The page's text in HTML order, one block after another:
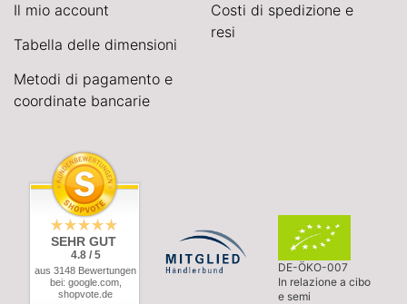
Il mio account
Tabella delle dimensioni
Metodi di pagamento e
coordinate bancarie
Costi di spedizione e
resi
SEHR GUT
4.8 / 5
aus 3148 Bewertungen
bei: google.com,
shopvote.de
DE-ÖKO-007
In relazione a cibo
e semi